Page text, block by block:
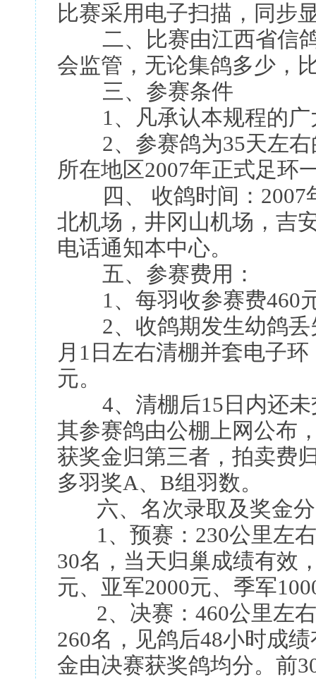
比赛采用电子扫描，同步
二、比赛由江西省信鸽
会监管，无论集鸽多少，
三、参赛条件
1、凡承认本规程的广
2、参赛鸽为35天左右
所在地区2007年正式足环
四、 收鸽时间：2007
北机场，井冈山机场，吉
电话通知本中心。
五、参赛费用：
1、每羽收参赛费460元
2、收鸽期发生幼鸽丢
月1日左右清棚并套电子
元。
4、清棚后15日内还未
其参赛鸽由公棚上网公布
获奖金归第三者，拍卖费
多羽奖A、B组羽数。
六、名次录取及奖金分
1、预赛：230公里左右
30名，当天归巢成绩有效
元、亚军2000元、季军
2、决赛：460公里左右
260名，见鸽后48小时成
金由决赛获奖鸽均分。前